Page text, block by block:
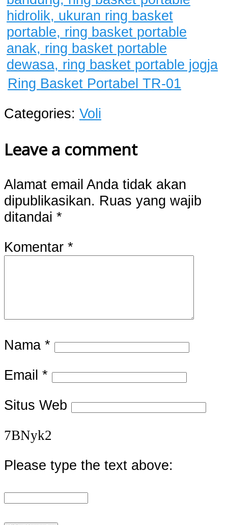
Ring Basket Portabel TR-01
Categories: Voli
Leave a comment
Alamat email Anda tidak akan
dipublikasikan. Ruas yang wajib
ditandai *
Komentar *
Nama *
Email *
Situs Web
7BNyk2
Please type the text above: